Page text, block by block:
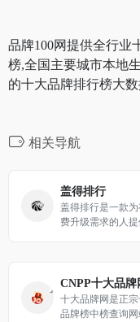
品牌100网提供全行业
榜,全国主要城市本地
的十大品牌排行榜大数
相关导航
盖得排行
盖得排行是一款为
费升级需求的人提
有用的信息。盖得
是北京博雅传媒
展有限公司旗下产
CNPP十大品牌
十大品牌网是正
品牌榜中榜查询网